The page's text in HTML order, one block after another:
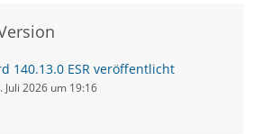
140.13.0 ESR veröffentlicht
Juli 2026 um 19:16